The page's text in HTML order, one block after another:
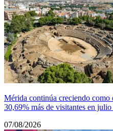
Mérida continúa creciendo como
30,69% más de visitantes en
07/08/2026